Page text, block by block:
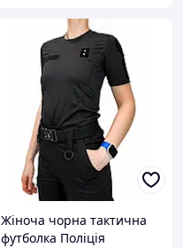
Жіноча чорна тактична
футболка Поліція